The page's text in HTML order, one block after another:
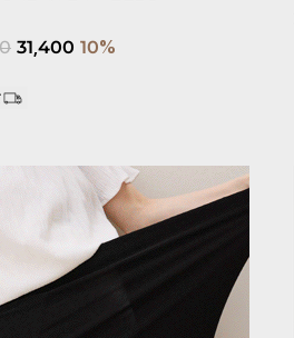
14,900 21%